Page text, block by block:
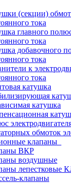
(секции)
тока
главного
тока
добавочного
тока
к
тока
катушка
катушка
обмоток
клапаны
ВКР
воздушные
лепестковые
клапаны